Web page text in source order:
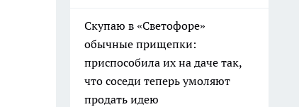
Скупаю в «Светофоре»
обычные прищепки:
приспособила их на даче так,
что соседи теперь умоляют
продать идею